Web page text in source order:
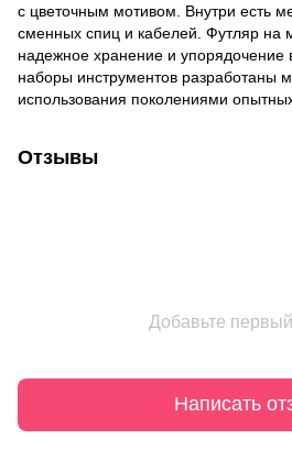
с цветочным мотивом. Внутри есть
сменных спиц и кабелей. Футляр на
надежное хранение и упорядочение
наборы инструментов разработаны
использования поколениями
Отзывы
Добавьте
Написать